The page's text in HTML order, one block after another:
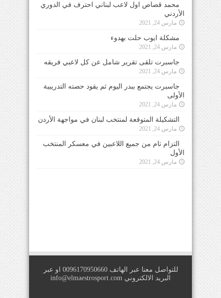
محمد قصاص اول لاعب لبناني احترف في الدوري
الأردني
مارس 24, 2021
مشكلة ايوب حلت بهدوء
مارس 24, 2021
جاسبرت تلقى تقرير شامل عن كل لاعبي فريقه
مارس 24, 2021
جاسبرت يجتمع ببدر اليوم ثم يقود حصته التدريبية
الأولى
مارس 24, 2021
التشكيلة المتوقعة لمنتخب لبنان في مواجهة الأردن
مارس 24, 2021
التزام تام من جميع اللاعبين في معسكر المنتخب
الأول
مارس 24, 2021
للتواصل معنا عبر الهاتف 0096170950660 او عبر
البريد الالكتروني info@elmaestrosport.com